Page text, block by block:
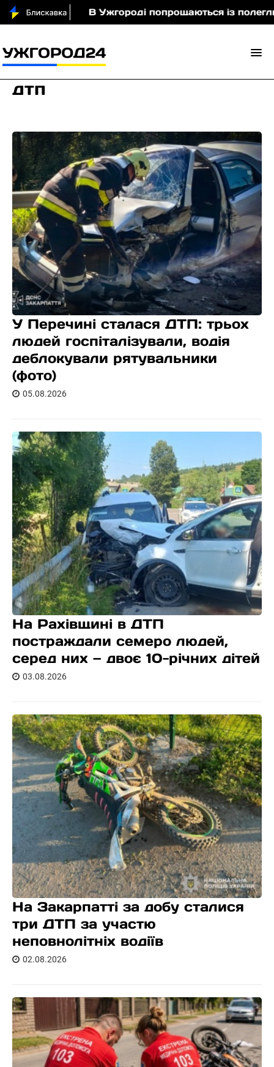
В Ужгороді попрощаються із полеглим
дтп
У Перечині сталася ДТП: трьох
людей госпіталізували, водія
деблокували рятувальники
(фото)
05.08.2026
На Рахівщині в ДТП
постраждали семеро людей,
серед них — двоє 10-річних дітей
03.08.2026
На Закарпатті за добу сталися
три ДТП за участю
неповнолітніх водіїв
02.08.2026